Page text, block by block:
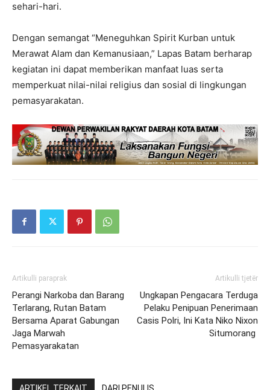
sehari-hari.
Dengan semangat “Meneguhkan Spirit Kurban untuk
Merawat Alam dan Kemanusiaan,” Lapas Batam berharap
kegiatan ini dapat memberikan manfaat luas serta
memperkuat nilai-nilai religius dan sosial di lingkungan
pemasyarakatan.
Artikulli paraprak
Perangi Narkoba dan Barang
Terlarang, Rutan Batam
Bersama Aparat Gabungan
Jaga Marwah
Pemasyarakatan
Artikulli tjetër
Ungkapan Pengacara Terduga
Pelaku Penipuan Penerimaan
Casis Polri, Ini Kata Niko Nixon
Situmorang